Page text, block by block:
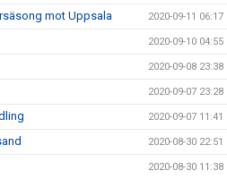
mot Uppsala 2020-09-11 06:17
2020-09-10 04:55
2020-09-08 23:38
2020-09-07 23:28
2020-09-07 11:41
2020-08-30 22:51
2020-08-30 11:38